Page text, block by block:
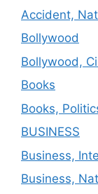
Accident,
Bollywood
Bollywood,
Books
Books,
BUSINESS
Business,
Business,